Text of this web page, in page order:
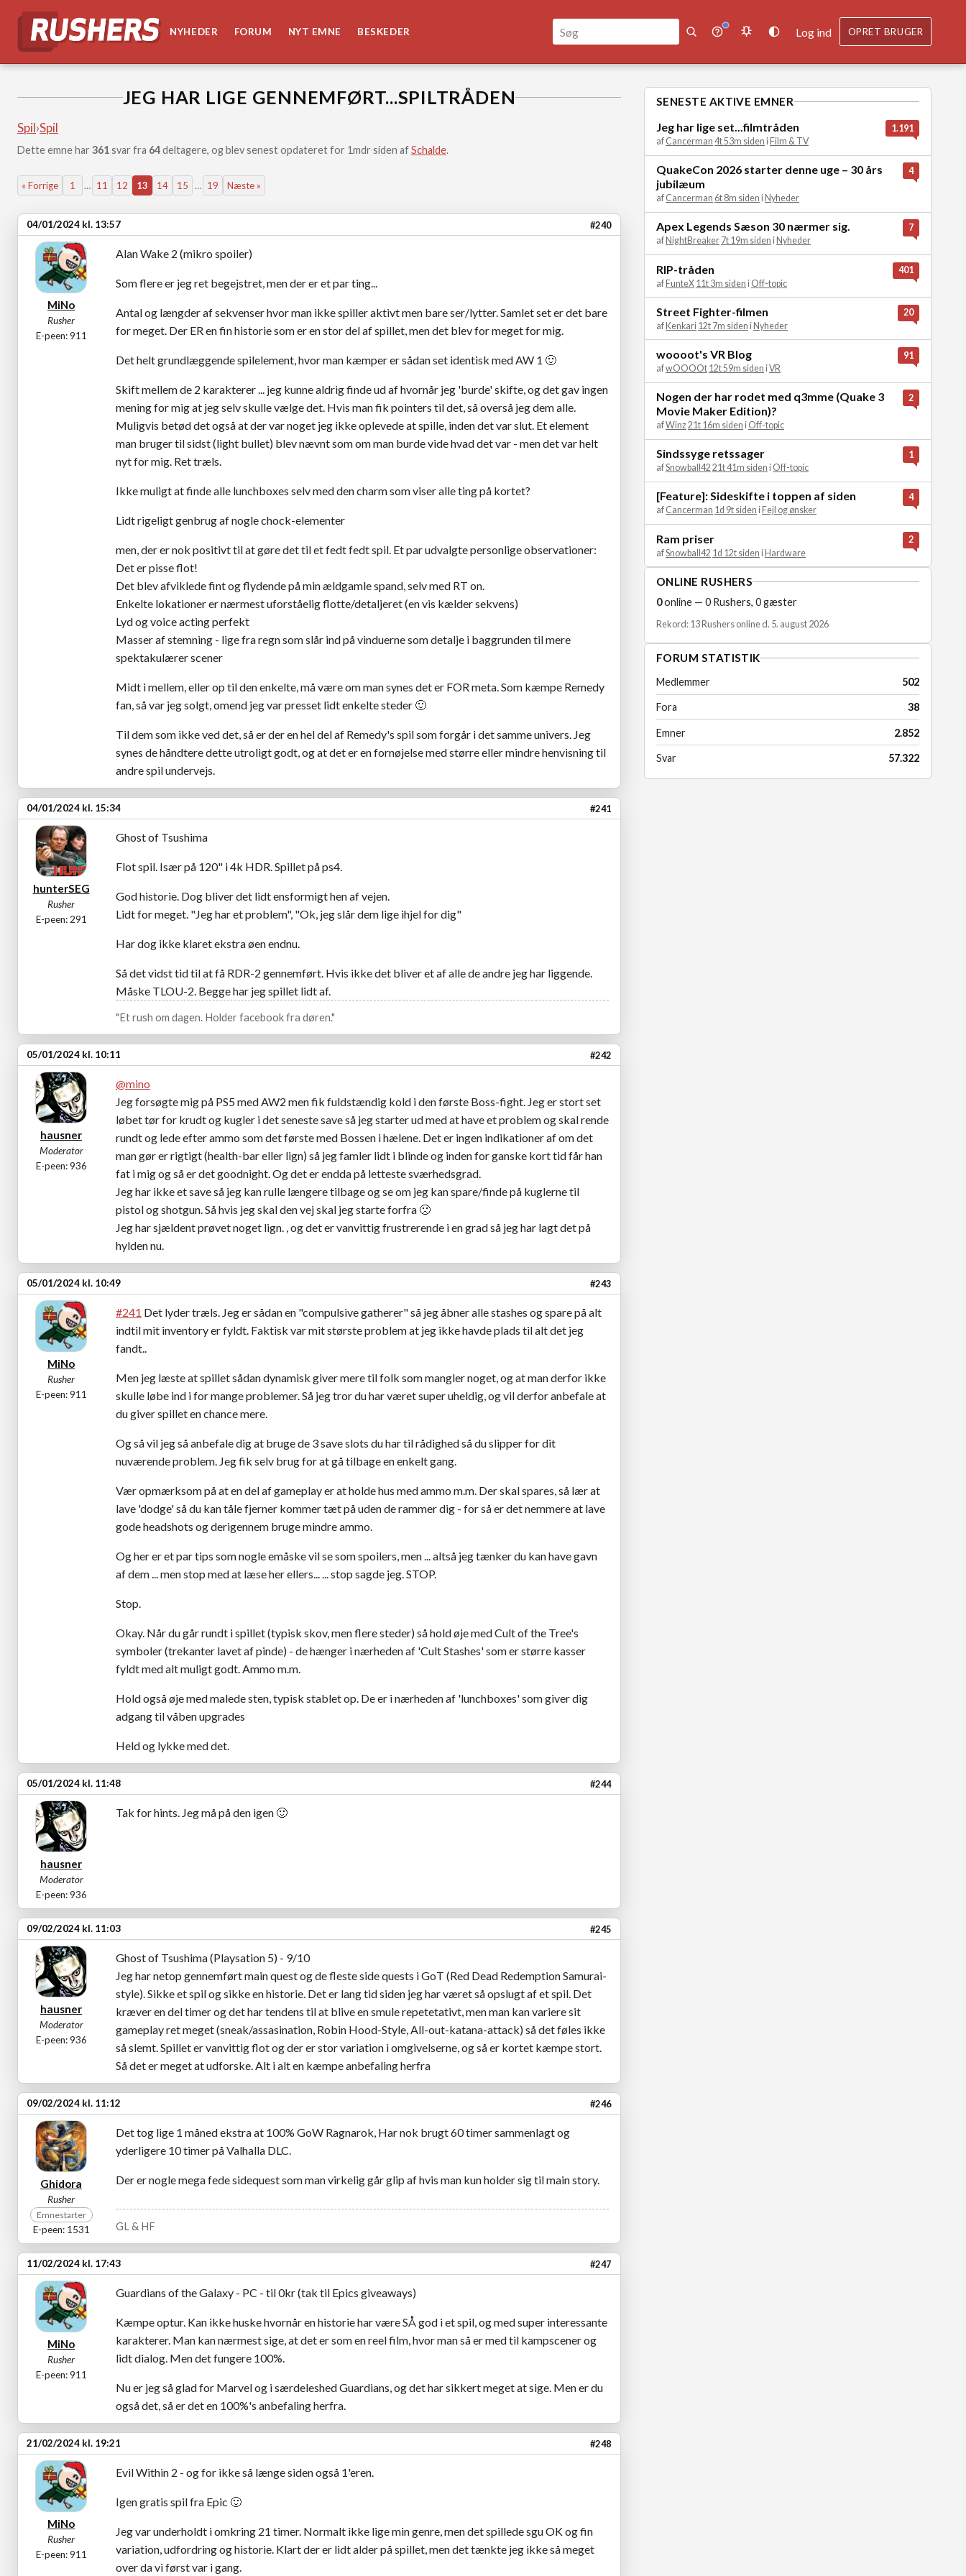
NYHEDER FORUM NYT EMNE BESKEDER Log ind OPRET BRUGER
JEG HAR LIGE GENNEMFØRT...SPILTRÅDEN
Spil›Spil
Dette emne har 361svar fra 64deltagere, og blev senest opdateret for 1mdr siden afSchalde.
« Forrige 1 … 11 12 13 14 15 … 19 Næste »
04/01/2024 kl. 13:57 #240
MiNo
Rusher
E-peen: 911
Alan Wake 2 (mikro spoiler)
Som flere er jeg ret begejstret, men der er et par ting...
Antal og længder af sekvenser hvor man ikke spiller aktivt men bare ser/lytter. Samlet set er det bare
for meget. Der ER en fin historie som er en stor del af spillet, men det blev for meget for mig.
Det helt grundlæggende spilelement, hvor man kæmper er sådan set identisk med AW 1 🙂
Skift mellem de 2 karakterer ... jeg kunne aldrig finde ud af hvornår jeg 'burde' skifte, og det gav ingen
mening for mig at jeg selv skulle vælge det. Hvis man fik pointers til det, så overså jeg dem alle.
Muligvis betød det også at der var noget jeg ikke oplevede at spille, inden det var slut. Et element
man bruger til sidst (light bullet) blev nævnt som om man burde vide hvad det var - men det var helt
nyt for mig. Ret træls.
Ikke muligt at finde alle lunchboxes selv med den charm som viser alle ting på kortet?
Lidt rigeligt genbrug af nogle chock-elementer
men, der er nok positivt til at gøre det til et fedt fedt spil. Et par udvalgte personlige observationer:
Det er pisse flot!
Det blev afviklede fint og flydende på min ældgamle spand, selv med RT on.
Enkelte lokationer er nærmest uforståelig flotte/detaljeret (en vis kælder sekvens)
Lyd og voice acting perfekt
Masser af stemning - lige fra regn som slår ind på vinduerne som detalje i baggrunden til mere
spektakulærer scener
Midt i mellem, eller op til den enkelte, må være om man synes det er FOR meta. Som kæmpe Remedy
fan, så var jeg solgt, omend jeg var presset lidt enkelte steder 🙂
Til dem som ikke ved det, så er der en hel del af Remedy's spil som forgår i det samme univers. Jeg
synes de håndtere dette utroligt godt, og at det er en fornøjelse med større eller mindre henvisning til
andre spil undervejs.
04/01/2024 kl. 15:34 #241
hunterSEG
Rusher
E-peen: 291
Ghost of Tsushima
Flot spil. Især på 120" i 4k HDR. Spillet på ps4.
God historie. Dog bliver det lidt ensformigt hen af vejen.
Lidt for meget. "Jeg har et problem", "Ok, jeg slår dem lige ihjel for dig"
Har dog ikke klaret ekstra øen endnu.
Så det vidst tid til at få RDR-2 gennemført. Hvis ikke det bliver et af alle de andre jeg har liggende.
Måske TLOU-2. Begge har jeg spillet lidt af.
"Et rush om dagen. Holder facebook fra døren."
05/01/2024 kl. 10:11 #242
hausner
Moderator
E-peen: 936
@mino
Jeg forsøgte mig på PS5 med AW2 men fik fuldstændig kold i den første Boss-fight. Jeg er stort set
løbet tør for krudt og kugler i det seneste save så jeg starter ud med at have et problem og skal rende
rundt og lede efter ammo som det første med Bossen i hælene. Det er ingen indikationer af om det
man gør er rigtigt (health-bar eller lign) så jeg famler lidt i blinde og inden for ganske kort tid får han
fat i mig og så er det goodnight. Og det er endda på letteste sværhedsgrad.
Jeg har ikke et save så jeg kan rulle længere tilbage og se om jeg kan spare/finde på kuglerne til
pistol og shotgun. Så hvis jeg skal den vej skal jeg starte forfra 🙁
Jeg har sjældent prøvet noget lign. , og det er vanvittig frustrerende i en grad så jeg har lagt det på
hylden nu.
05/01/2024 kl. 10:49 #243
MiNo
Rusher
E-peen: 911
#241 Det lyder træls. Jeg er sådan en "compulsive gatherer" så jeg åbner alle stashes og spare på alt
indtil mit inventory er fyldt. Faktisk var mit største problem at jeg ikke havde plads til alt det jeg
fandt..
Men jeg læste at spillet sådan dynamisk giver mere til folk som mangler noget, og at man derfor ikke
skulle løbe ind i for mange problemer. Så jeg tror du har været super uheldig, og vil derfor anbefale at
du giver spillet en chance mere.
Og så vil jeg så anbefale dig at bruge de 3 save slots du har til rådighed så du slipper for dit
nuværende problem. Jeg fik selv brug for at gå tilbage en enkelt gang.
Vær opmærksom på at en del af gameplay er at holde hus med ammo m.m. Der skal spares, så lær at
lave 'dodge' så du kan tåle fjerner kommer tæt på uden de rammer dig - for så er det nemmere at lave
gode headshots og derigennem bruge mindre ammo.
Og her er et par tips som nogle emåske vil se som spoilers, men ... altså jeg tænker du kan have gavn
af dem ... men stop med at læse her ellers... ... stop sagde jeg. STOP.
Stop.
Okay. Når du går rundt i spillet (typisk skov, men flere steder) så hold øje med Cult of the Tree's
symboler (trekanter lavet af pinde) - de hænger i nærheden af 'Cult Stashes' som er større kasser
fyldt med alt muligt godt. Ammo m.m.
Hold også øje med malede sten, typisk stablet op. De er i nærheden af 'lunchboxes' som giver dig
adgang til våben upgrades
Held og lykke med det.
05/01/2024 kl. 11:48 #244
hausner
Moderator
E-peen: 936
Tak for hints. Jeg må på den igen 🙂
09/02/2024 kl. 11:03 #245
hausner
Moderator
E-peen: 936
Ghost of Tsushima (Playsation 5) - 9/10
Jeg har netop gennemført main quest og de fleste side quests i GoT (Red Dead Redemption Samurai-
style). Sikke et spil og sikke en historie. Det er lang tid siden jeg har været så opslugt af et spil. Det
kræver en del timer og det har tendens til at blive en smule repetetativt, men man kan variere sit
gameplay ret meget (sneak/assasination, Robin Hood-Style, All-out-katana-attack) så det føles ikke
så slemt. Spillet er vanvittig flot og der er stor variation i omgivelserne, og så er kortet kæmpe stort.
Så det er meget at udforske. Alt i alt en kæmpe anbefaling herfra
09/02/2024 kl. 11:12 #246
Ghidora
Rusher
Emnestarter
E-peen: 1531
Det tog lige 1 måned ekstra at 100% GoW Ragnarok, Har nok brugt 60 timer sammenlagt og
yderligere 10 timer på Valhalla DLC.
Der er nogle mega fede sidequest som man virkelig går glip af hvis man kun holder sig til main story.
GL & HF
11/02/2024 kl. 17:43 #247
MiNo
Rusher
E-peen: 911
Guardians of the Galaxy - PC - til 0kr (tak til Epics giveaways)
Kæmpe optur. Kan ikke huske hvornår en historie har være SÅ god i et spil, og med super interessante
karakterer. Man kan nærmest sige, at det er som en reel film, hvor man så er med til kampscener og
lidt dialog. Men det fungere 100%.
Nu er jeg så glad for Marvel og i særdeleshed Guardians, og det har sikkert meget at sige. Men er du
også det, så er det en 100%'s anbefaling herfra.
21/02/2024 kl. 19:21 #248
MiNo
Rusher
E-peen: 911
Evil Within 2 - og for ikke så længe siden også 1'eren.
Igen gratis spil fra Epic 🙂
Jeg var underholdt i omkring 21 timer. Normalt ikke lige min genre, men det spillede sgu OK og fin
variation, udfordring og historie. Klart der er lidt alder på spillet, men det tænkte jeg ikke så meget
over da vi først var i gang.
SENESTE AKTIVE EMNER
Jeg har lige set...filmtråden
af Cancerman 4t 53m siden i Film & TV
1.191
QuakeCon 2026 starter denne uge – 30 års
jubilæum
af Cancerman 6t 8m siden i Nyheder
4
Apex Legends Sæson 30 nærmer sig.
af NightBreaker 7t 19m siden i Nyheder
7
RIP-tråden
afFunteX 11t 3m siden i Off-topic
401
Street Fighter-filmen
afKenkari 12t 7m siden iNyheder
20
woooot's VR Blog
afwOOOOt 12t 59m siden iVR
91
Nogen der har rodet med q3mme (Quake 3
Movie Maker Edition)?
afWinz21t 16m siden i Off-topic
2
Sindssyge retssager
afSnowball42 21t 41m siden i Off-topic
1
[Feature]: Sideskifte i toppen af siden
af Cancerman 1d 9t siden i Fejl og ønsker
4
Ram priser
afSnowball42 1d 12t siden iHardware
2
ONLINE RUSHERS
0online — 0 Rushers, 0 gæster
Rekord: 13 Rushers online d. 5. august 2026
FORUM STATISTIK
Medlemmer 502
Fora 38
Emner 2.852
Svar 57.322